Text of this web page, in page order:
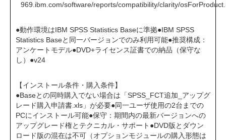
969.ibm.com/software/reports/compatibility/clarity/
●動作環境はIBM SPSS Statistics Baseに準拠●IBM SPSS
Statistics Baseと同一バージョンでのみ利用可能●推奨構成：
アンケートモデル●DVD+ライセンス証書での納品（保守な
し）●v24
【インストール条件・購入条件】
●Baseとの同時購入でない場合は「SPSS_FCT追加_アップグ
レード購入申請書.xls」が必要●同一ユーザ使用の2台までの
PCにインストール可能●保守：期間内の最新バージョンへの
アップグレード権とテクニカル・サポート●DVD版とダウン
ロード版の混在は不可（オプションモジュールの購入形態は